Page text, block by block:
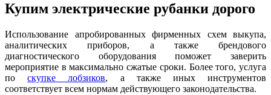
Купим электрические рубанки дорого
Использование апробированных фирменных схем выкупа,
аналитических приборов, а также брендового
диагностического оборудования поможет заверить
мероприятие в максимально сжатые сроки. Более того, услуга
поскупке лобзиков, а также иных инструментов
соответствует всем нормам действующего законодательства.